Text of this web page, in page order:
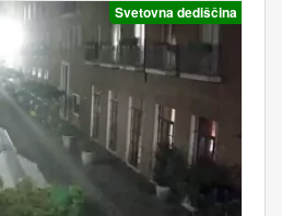
Svetovna dediščina